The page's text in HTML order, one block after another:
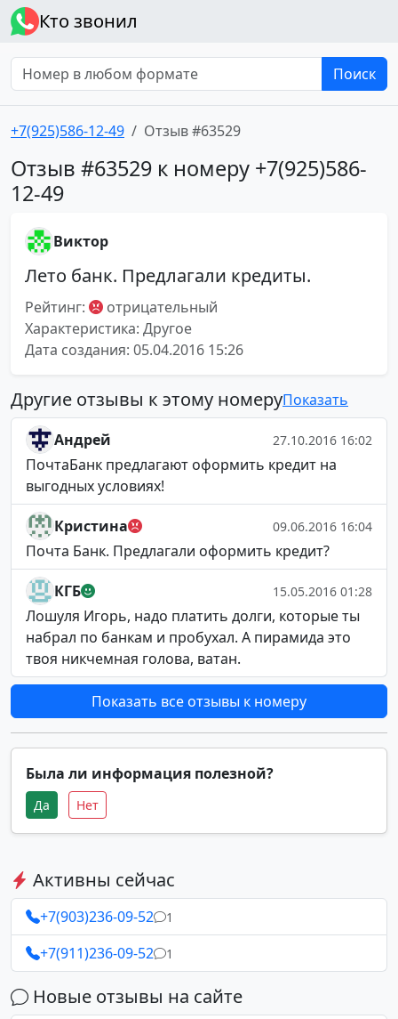
Кто звонил
Поиск
+7(925)586-12-49 Отзыв #63529
Отзыв #63529 к номеру +7(925)586-
12-49
Виктор
Лето банк. Предлагали кредиты.
Рейтинг:
отрицательный
Характеристика: Другое
Дата создания: 05.04.2016 15:26
Другие отзывы к этому номеруПоказать
Андрей 27.10.2016 16:02
ПочтаБанк предлагают оформить кредит на
выгодных условиях!
Кристина 09.06.2016 16:04
Почта Банк. Предлагали оформить кредит?
КГБ 15.05.2016 01:28
Лошуля Игорь, надо платить долги, которые ты
набрал по банкам и пробухал. А пирамида это
твоя никчемная голова, ватан.
Показать все отзывы к номеру
Была ли информация полезной?
Да Нет
Активны сейчас
+7(903)236-09-52 1
+7(911)236-09-52 1
Новые отзывы на сайте